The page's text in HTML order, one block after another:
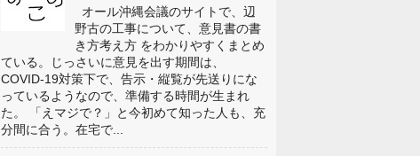
オール沖縄会議のサイトで、辺
野古の工事について、意見書の書
き方考え方 をわかりやすくまとめ
ている。じっさいに意見を出す期間は、
COVID-19対策下で、告示・縦覧が先送りにな
っているようなので、準備する時間が生まれ
た。 「えマジで？」と今初めて知った人も、充
分間に合う。在宅で...